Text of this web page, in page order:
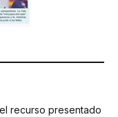
recurso presentado